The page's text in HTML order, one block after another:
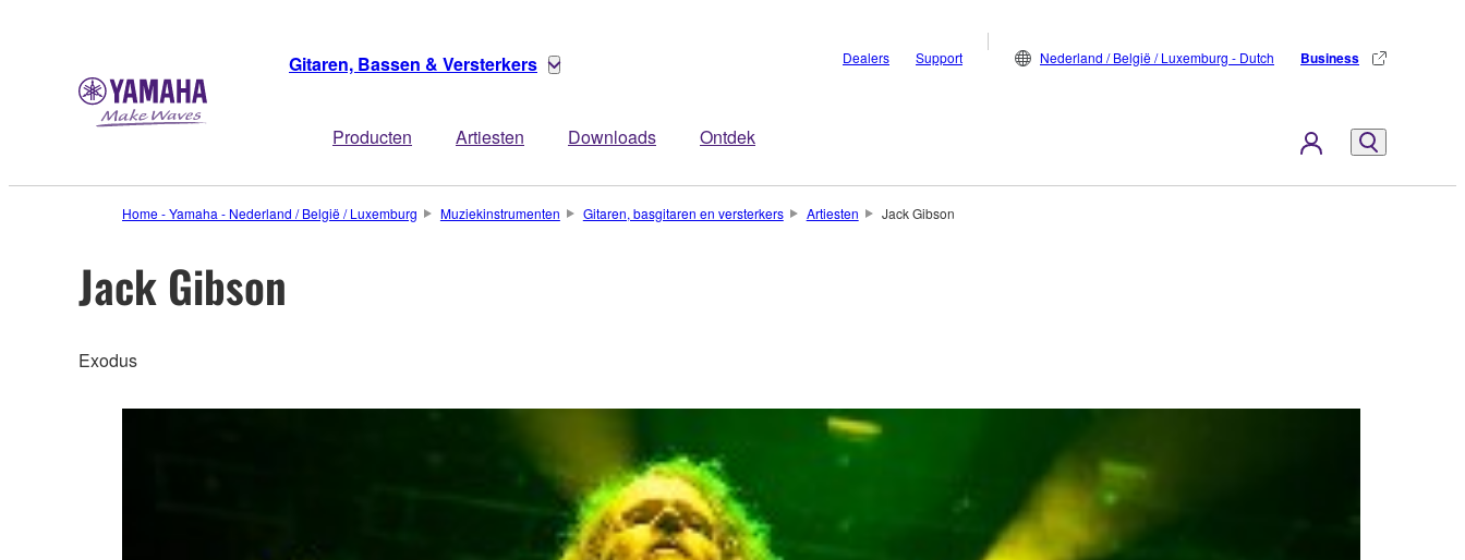
Gitaren, Bassen & Versterkers
Producten Artiesten Downloads Ontdek
Dealers Support Nederland / België / Luxemburg - Dutch Business
Home - Yamaha - Nederland / België / Luxemburg Muziekinstrumenten Gitaren, basgitaren en versterkers Artiesten Jack Gibson
Jack Gibson
Exodus